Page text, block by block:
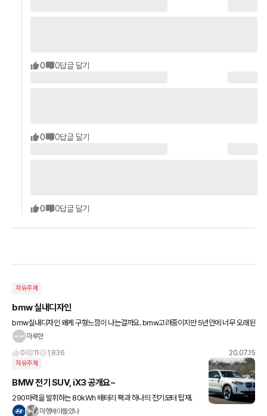
0 0답글 달기
0 0답글 달기
0 0답글 달기
자유주제
bmw 실내디자인
bmw실내디자인 왜케 구형느낌이 나는걸까요. bmw고려중이지만 5년안에 너무 오래된
느낌 날것같은 같은 실내가 아쉬워 발걸음을 못때는 1인입니다
마루한
0
11 1,836 20.07.15
자유주제
BMW 전기 SUV, iX3 공개요~
290마력을 발휘하는 80kWh 배터리 팩과 하나의 전기모터 탑재.
WLTP 기준 460km 주행가능. 후륜구동만 제공, 제로백은 6.8초
마행배야돌았나